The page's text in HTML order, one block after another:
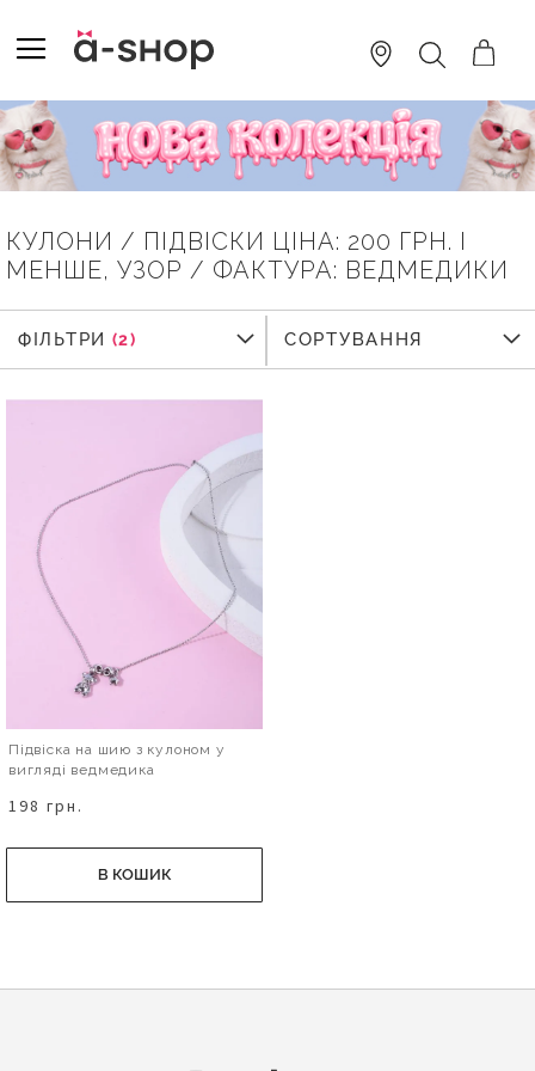
TO
CONTENT
ПОШУК
КУЛОНИ / ПІДВІСКИ ЦІНА: 200 ГРН. І
МЕНШЕ, УЗОР / ФАКТУРА: ВЕДМЕДИКИ
Підвіска на шию з кулоном у
вигляді ведмедика
198 грн.
В КОШИК
ФІЛЬТРИ
ФІЛЬТРИ СОРТУВАННЯ